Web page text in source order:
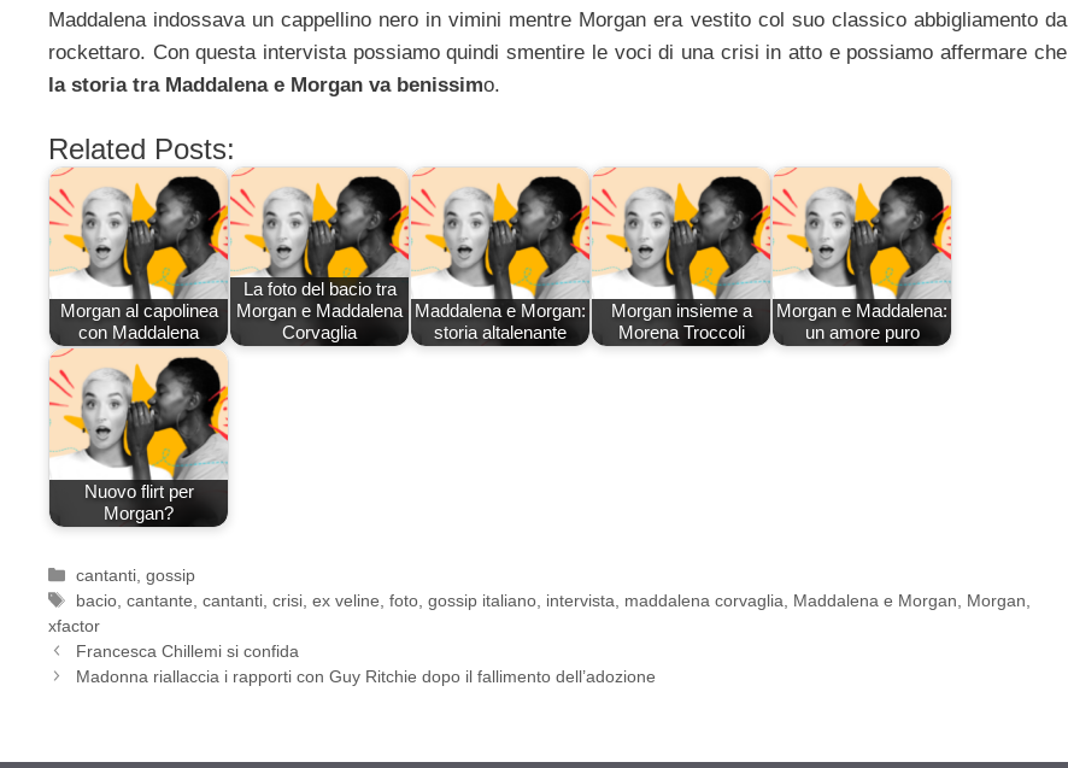
Maddalena indossava un cappellino nero in vimini mentre Morgan era vestito col suo classico abbigliamento da
rockettaro. Con questa intervista possiamo quindi smentire le voci di una crisi in atto e possiamo affermare che
la storia tra Maddalena e Morgan va benissimo.
Related Posts:
Morgan al capolinea
con Maddalena
La foto del bacio tra
Morgan e Maddalena
Corvaglia
Maddalena e Morgan:
storia altalenante
Morgan insieme a
Morena Troccoli
Morgan e Maddalena:
un amore puro
Nuovo flirt per
Morgan?
Categorie
cantanti ,gossip
Tag
bacio ,cantante ,cantanti ,crisi ,ex veline ,foto ,gossip italiano intervista maddalena corvaglia Maddalena e Morgan Morgan
xfactor
Francesca Chillemi si confida
Madonna riallaccia i rapporti con Guy Ritchie dopo il fallimento dell’adozione